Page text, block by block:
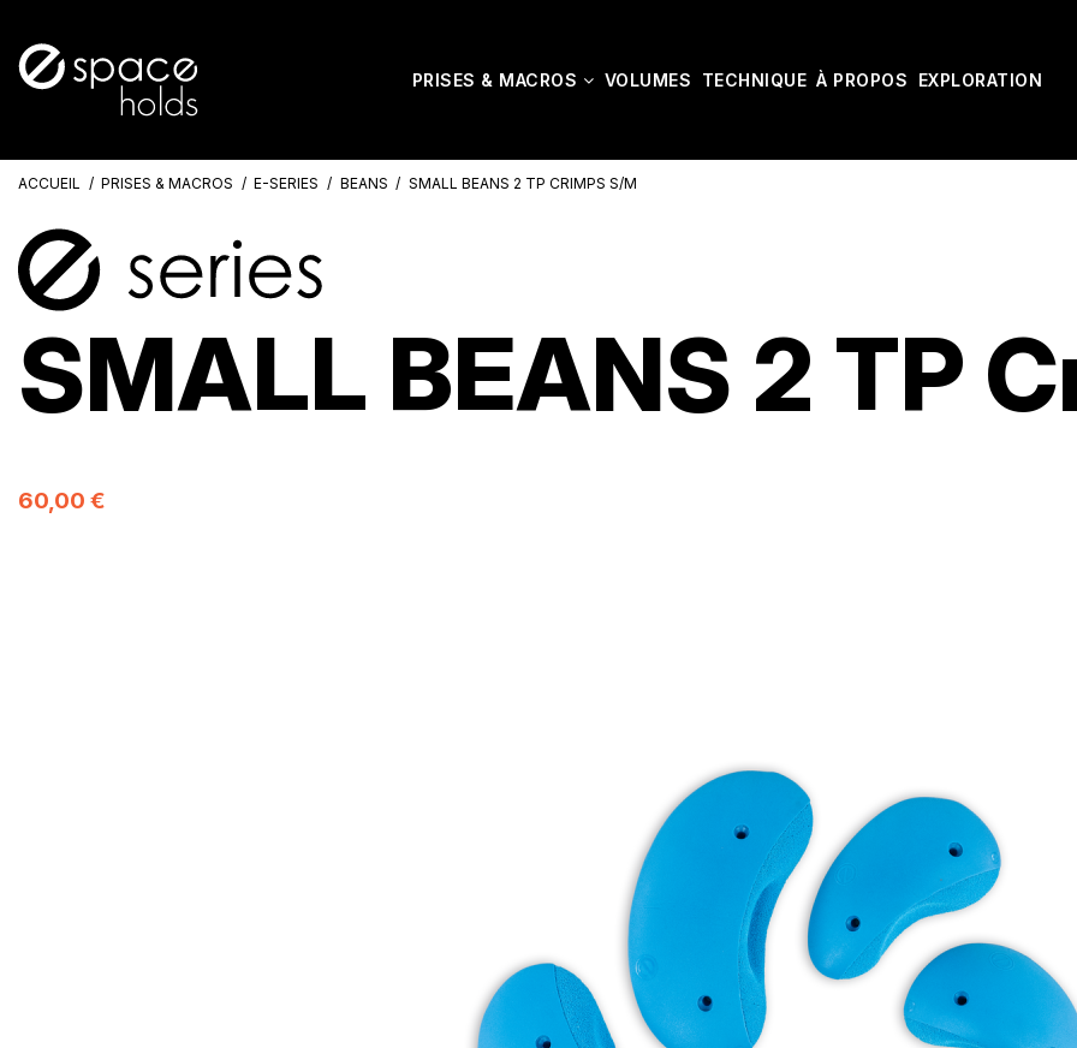
PRISES & MACROS VOLUMES TECHNIQUE À PROPOS EXPLORATION
ACCUEIL PRISES & MACROS E-SERIES BEANS SMALL BEANS 2 TP CRIMPS S/M
SMALL BEANS 2 TP
60,00 €